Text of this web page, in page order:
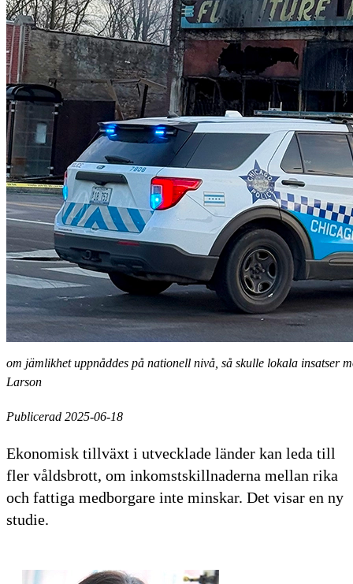
om jämlikhet uppnåddes på nationell nivå, så skulle lokala insatser
Larson
Publicerad 2025-06-18
Ekonomisk tillväxt i utvecklade länder kan leda till
fler våldsbrott, om inkomstskillnaderna mellan rika
och fattiga medborgare inte minskar. Det visar en ny
studie.